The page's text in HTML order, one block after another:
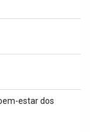
estar dos